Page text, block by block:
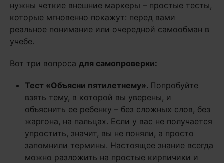
нужны четкие внешние маркеры – простые тесты,
которые мгновенно покажут: перед вами
реальное понимание или очередной самообман в
учебе.
Вот три вопроса для самопроверки:
Тест «Объясни пятилетнему». Попробуйте
взять тему, в которой вы уверены, и
объяснить ее ребенку – без сложных слов, без
жаргона, на пальцах. Если у вас не получается
упростить, значит, вы не поняли, а просто
запомнили термины. Настоящее знание всегда
можно разложить на простые кирпичики и